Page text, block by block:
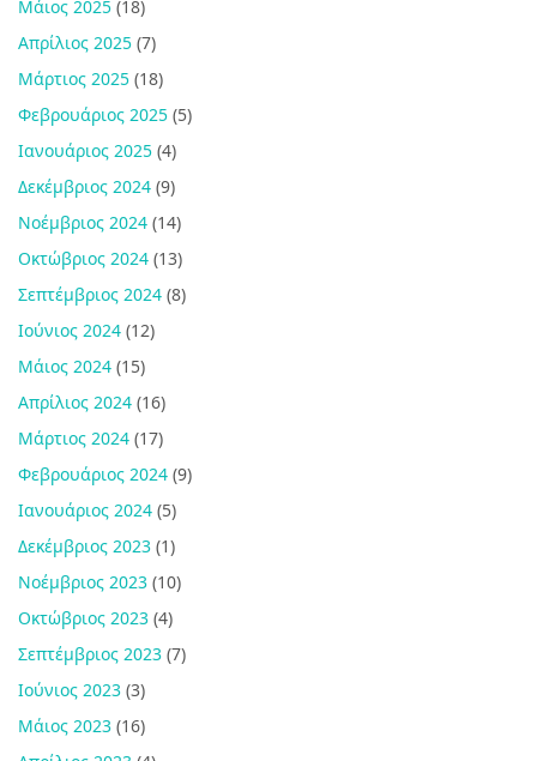
Μάιος 2025 (18)
Απρίλιος 2025 (7)
Μάρτιος 2025 (18)
Φεβρουάριος 2025 (5)
Ιανουάριος 2025 (4)
Δεκέμβριος 2024 (9)
Νοέμβριος 2024 (14)
Οκτώβριος 2024 (13)
Σεπτέμβριος 2024 (8)
Ιούνιος 2024 (12)
Μάιος 2024 (15)
Απρίλιος 2024 (16)
Μάρτιος 2024 (17)
Φεβρουάριος 2024 (9)
Ιανουάριος 2024 (5)
Δεκέμβριος 2023 (1)
Νοέμβριος 2023 (10)
Οκτώβριος 2023 (4)
Σεπτέμβριος 2023 (7)
Ιούνιος 2023 (3)
Μάιος 2023 (16)